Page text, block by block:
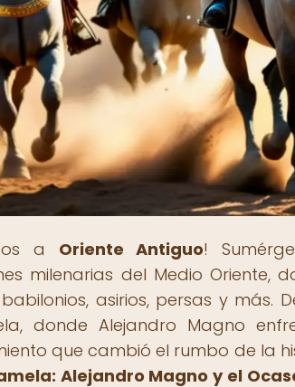
a Oriente Antiguo!
milenarias del Medio
babilonios, asirios, persas y
donde Alejandro Magno
que cambió el rumbo de la
Alejandro Magno y el